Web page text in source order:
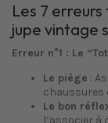
Les 7
jupe vintage
Erreur n°1 : Le
Le piège :
chaussures
Le bon